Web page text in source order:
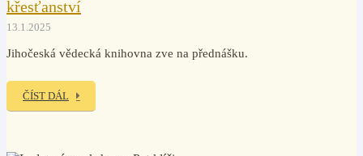
křesťanství
13.1.2025
Jihočeská vědecká knihovna zve na přednášku.
ČÍST DÁL